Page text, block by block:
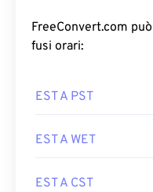
FreeConvert.com
fusi orari:
EST A PST
EST A WET
EST A CST